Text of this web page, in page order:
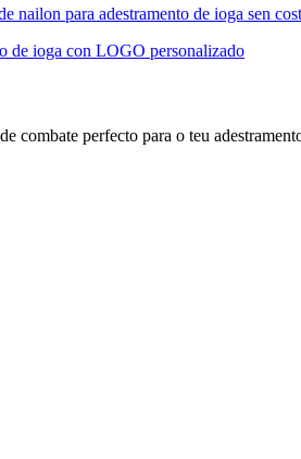
combate perfecto para o teu